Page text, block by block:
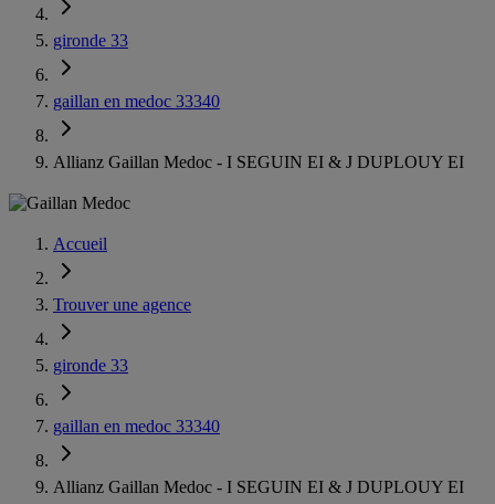
gironde 33
gaillan en medoc 33340
Allianz Gaillan Medoc - I SEGUIN EI & J DUPLOUY EI
Accueil
Trouver une agence
gironde 33
gaillan en medoc 33340
Allianz Gaillan Medoc - I SEGUIN EI & J DUPLOUY EI